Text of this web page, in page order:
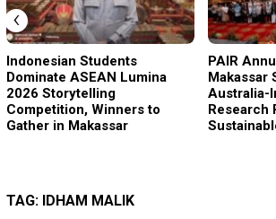
Indonesian Students
Dominate ASEAN Lumina
2026 Storytelling
Competition, Winners to
Gather in Makassar
PAIR
Makassar
Australia-
Research
‹
TAG: IDHAM MALIK